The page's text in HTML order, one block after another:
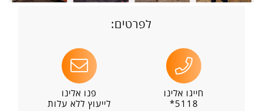
לפרטים:
חייגו אלינו
5118*
פנו אלינו
לייעוץ ללא עלות